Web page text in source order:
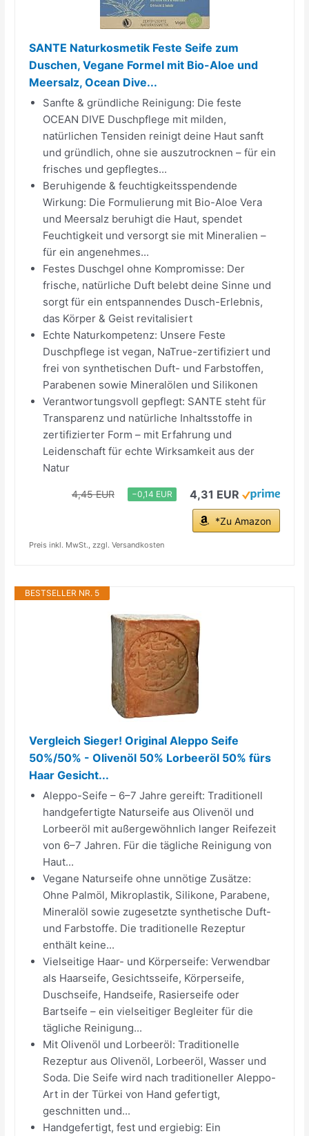
SANTE Naturkosmetik Feste Seife zum
Duschen, Vegane Formel mit Bio-Aloe und
Meersalz, Ocean Dive...
Sanfte & gründliche Reinigung: Die feste
OCEAN DIVE Duschpflege mit milden,
natürlichen Tensiden reinigt deine Haut sanft
und gründlich, ohne sie auszutrocknen – für ein
frisches und gepflegtes...
Beruhigende & feuchtigkeitsspendende
Wirkung: Die Formulierung mit Bio-Aloe Vera
und Meersalz beruhigt die Haut, spendet
Feuchtigkeit und versorgt sie mit Mineralien –
für ein angenehmes...
Festes Duschgel ohne Kompromisse: Der
frische, natürliche Duft belebt deine Sinne und
sorgt für ein entspannendes Dusch-Erlebnis,
das Körper & Geist revitalisiert
Echte Naturkompetenz: Unsere Feste
Duschpflege ist vegan, NaTrue-zertifiziert und
frei von synthetischen Duft- und Farbstoffen,
Parabenen sowie Mineralölen und Silikonen
Verantwortungsvoll gepflegt: SANTE steht für
Transparenz und natürliche Inhaltsstoffe in
zertifizierter Form – mit Erfahrung und
Leidenschaft für echte Wirksamkeit aus der
Natur
4,45 EUR −0,14 EUR 4,31 EUR
*Zu Amazon
Preis inkl. MwSt., zzgl. Versandkosten
BESTSELLER NR. 5
Vergleich Sieger! Original Aleppo Seife
50%/50% - Olivenöl 50% Lorbeeröl 50% fürs
Haar Gesicht...
Aleppo-Seife – 6–7 Jahre gereift: Traditionell
handgefertigte Naturseife aus Olivenöl und
Lorbeeröl mit außergewöhnlich langer Reifezeit
von 6–7 Jahren. Für die tägliche Reinigung von
Haut...
Vegane Naturseife ohne unnötige Zusätze:
Ohne Palmöl, Mikroplastik, Silikone, Parabene,
Mineralöl sowie zugesetzte synthetische Duft-
und Farbstoffe. Die traditionelle Rezeptur
enthält keine...
Vielseitige Haar- und Körperseife: Verwendbar
als Haarseife, Gesichtsseife, Körperseife,
Duschseife, Handseife, Rasierseife oder
Bartseife – ein vielseitiger Begleiter für die
tägliche Reinigung...
Mit Olivenöl und Lorbeeröl: Traditionelle
Rezeptur aus Olivenöl, Lorbeeröl, Wasser und
Soda. Die Seife wird nach traditioneller Aleppo-
Art in der Türkei von Hand gefertigt,
geschnitten und...
Handgefertigt, fest und ergiebig: Ein